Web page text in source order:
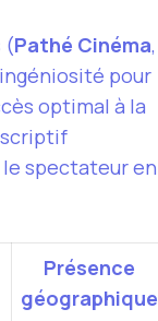
(Pathé Cinéma,
pour
optimal à la
spectateur en
Présence
géographique